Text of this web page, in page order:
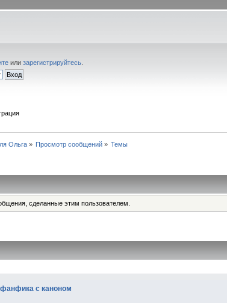
илизарегистрируйтесь
Ольга» Просмотр сообщений » Темы
сделанные этим пользователем.
с каноном